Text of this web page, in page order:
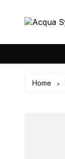
Home >